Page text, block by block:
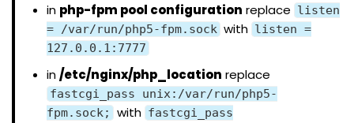
in php-fpm pool configuration replace listen
= /var/run/php5-fpm.sock with listen =
127.0.0.1:7777
in/etc/nginx/php_location replace
fastcgi_pass unix:/var/run/php5-
fpm.sock;
with fastcgi_pass